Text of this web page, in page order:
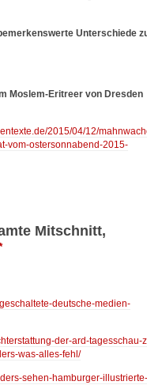
Unterschiede
Moslem-Eritreer von Dresden
2015/04/12/
vom-ostersonnabend-2015-
Mitschnitt,
deutsche-medien-
der-ard-tagesschau-
was-alles-fehl/
sehen-hamburger-illustrierte-